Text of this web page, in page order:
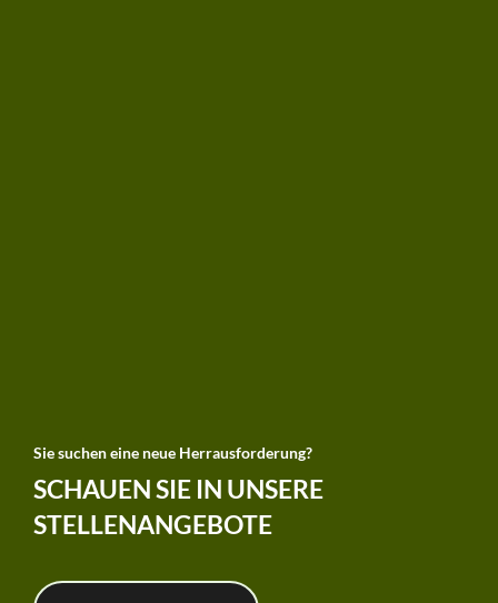
Sie suchen eine neue Herrausforderung?
SCHAUEN SIE IN UNSERE
STELLENANGEBOTE